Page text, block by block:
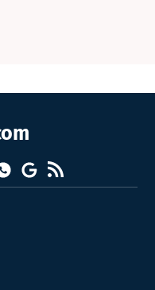
Google
News
RSS